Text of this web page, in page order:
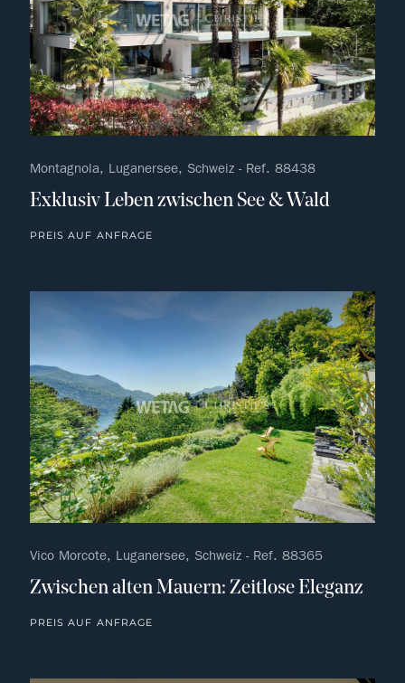
Montagnola, Luganersee, Schweiz - Ref. 88438
Exklusiv Leben zwischen See & Wald
PREIS AUF ANFRAGE
kein
Vico Morcote, Luganersee, Schweiz - Ref. 88365
Zwischen alten Mauern: Zeitlose Eleganz
PREIS AUF ANFRAGE